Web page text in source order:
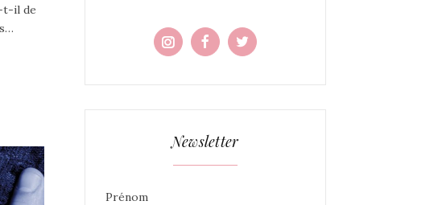
t-il de
Newsletter
Prénom